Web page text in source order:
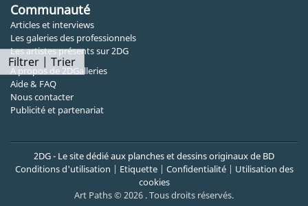
Filtrer | Trier
Communauté
Articles et interviews
Les galeries des professionnels
Les artistes présents sur 2DG
A propos de 2DGalleries
Aide & FAQ
Nous contacter
Publicité et partenariat
2DG - Le site dédié aux planches et dessins originaux de BD
Conditions d'utilisation | Etiquette| Confidentialité| Utilisation des
cookies
Art Paths © 2026 . Tous droits réservés.